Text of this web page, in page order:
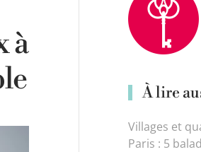
à
À lire
Villages et
Paris : 5